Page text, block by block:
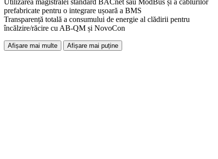
prefabricate pentru o integrare ușoară a BMS
Transparență totală a consumului de energie al clădirii pentru
încălzire/răcire cu AB-QM și NovoCon
Afișare mai multe Afișare mai puține